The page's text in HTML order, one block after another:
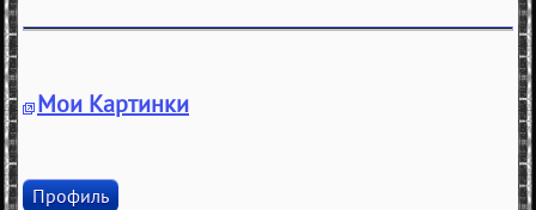
Мои Картинки
Профиль